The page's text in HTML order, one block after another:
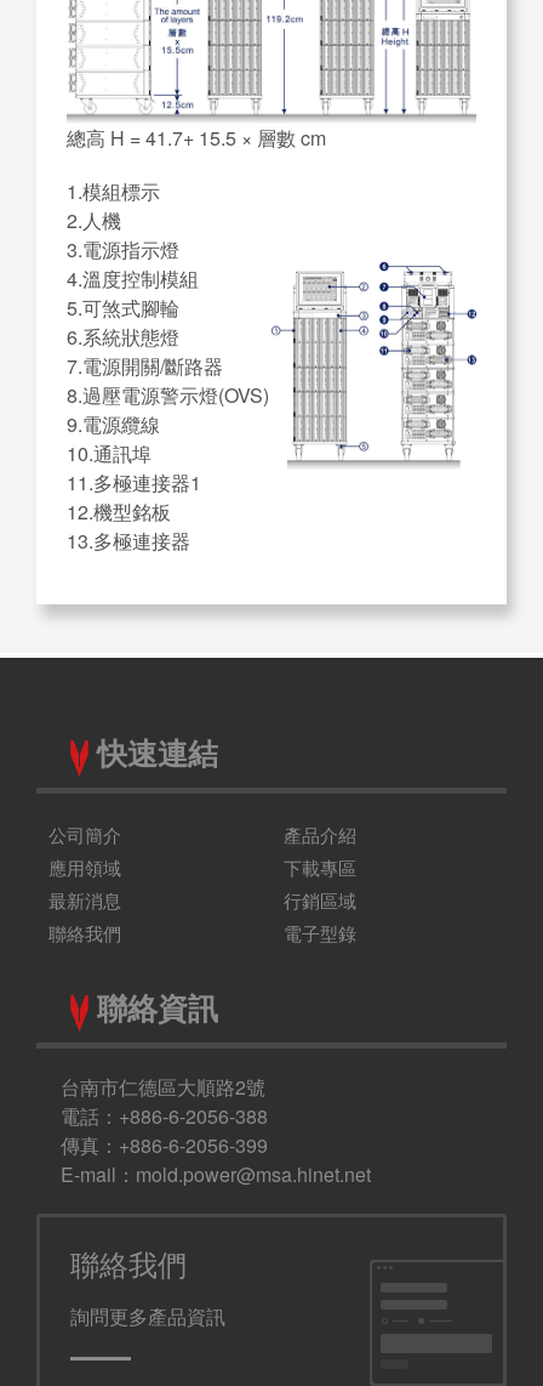
總高 H = 41.7+ 15.5 × 層數 cm
1.模組標示
2.人機
3.電源指示燈
4.溫度控制模組
5.可煞式腳輪
6.系統狀態燈
7.電源開關/斷路器
8.過壓電源警示燈(OVS)
9.電源纜線
10.通訊埠
11.多極連接器1
12.機型銘板
13.多極連接器
快速連結
公司簡介
產品介紹
應用領域
下載專區
最新消息
行銷區域
聯絡我們
電子型錄
聯絡資訊
台南市仁德區大順路2號
電話：+886-6-2056-388
傳真：+886-6-2056-399
E-mail： mold.power@msa.hinet.net
聯絡我們
詢問更多產品資訊